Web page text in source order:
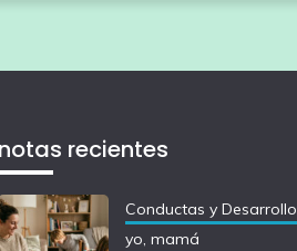
recientes
Conductas y Desarrollo
yo, mamá